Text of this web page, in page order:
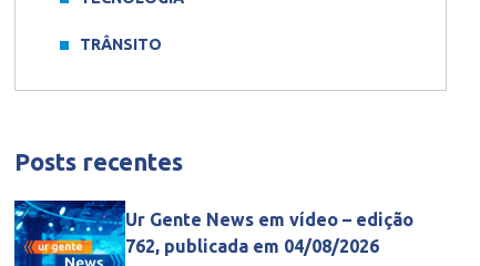
TRÂNSITO
Posts recentes
Ur Gente News em vídeo – edição
762, publicada em 04/08/2026